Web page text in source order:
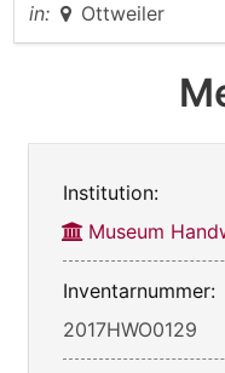
in:
Ottweiler
Institution:
Museum
Inventarnummer:
2017HWO0129